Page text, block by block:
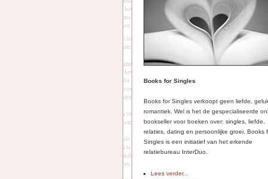
Books for Singles
Books for Singles verkoopt geen liefde,
romantiek. Wel is het de gespecialiseerde
bookseller voor boeken over: singles, liefde,
relaties, dating en persoonlijke groei. Books
Singles is een initiatief van het erkende
relatiebureau InterDuo.
Lees verder...